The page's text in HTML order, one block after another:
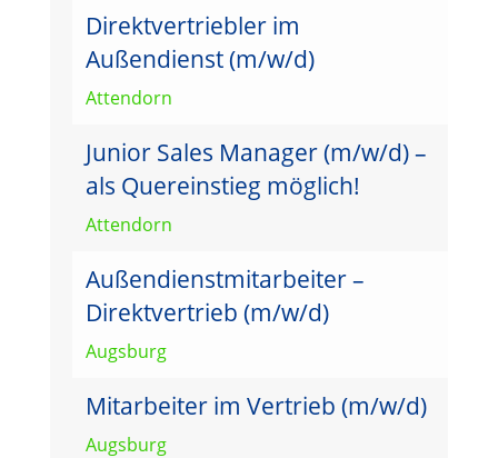
Direktvertriebler im
Außendienst (m/w/d)
Attendorn
Junior Sales Manager (m/w/d) –
als Quereinstieg möglich!
Attendorn
Außendienstmitarbeiter –
Direktvertrieb (m/w/d)
Augsburg
Mitarbeiter im Vertrieb (m/w/d)
Augsburg